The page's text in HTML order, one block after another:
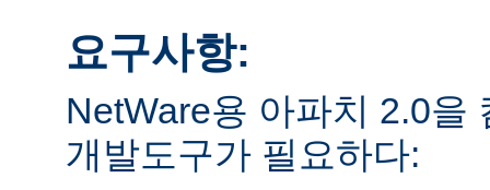
요구사항:
NetWare용 아파치 2.0을
개발도구가 필요하다: